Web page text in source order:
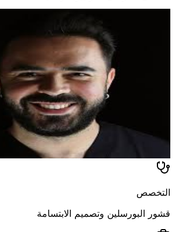
التخصص
قشور البورسلين وتصميم الابتسامة